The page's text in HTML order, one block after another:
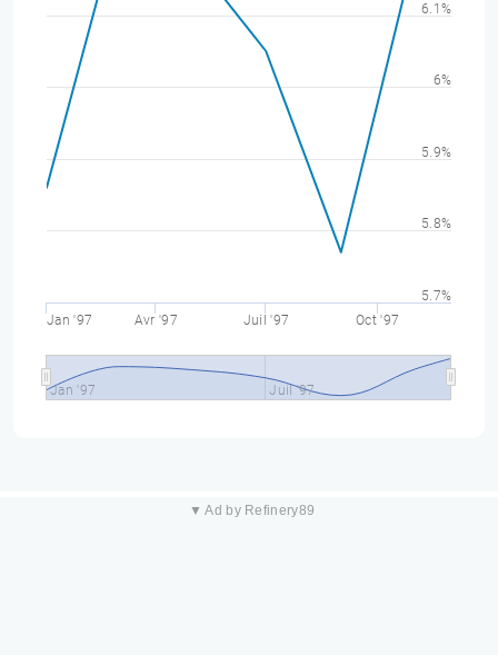
Jan '97 Avr '97 Juil '97 Oct '97
Jan '97 Juil '97
5.7%
5.8%
5.9%
6%
6.1%
▼ Ad by Refinery89